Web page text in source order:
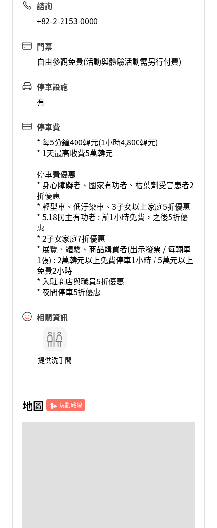
諮詢
+82-2-2153-0000
門票
自由參觀免費(活動與體驗活動需另行付費)
停車設施
有
停車費
* 每5分鐘400韓元(1小時4,800韓元)
* 1天最高收費5萬韓元
停車費優惠
* 身心障礙者、國家有功者、枯葉劑受害患者2
折優惠
* 輕型車、低汙染車、3子女以上家庭5折優惠
* 5.18民主有功者 : 前1小時免費，之後5折優
惠
* 2子女家庭7折優惠
* 展覽、體驗、商品購買者(出示發票 / 每輛車
1張) : 2萬韓元以上免費停車1小時 / 5萬元以上
免費2小時
* 入駐商店與職員5折優惠
* 夜間停車5折優惠
相關資訊
提供洗手間
地圖 規劃路線